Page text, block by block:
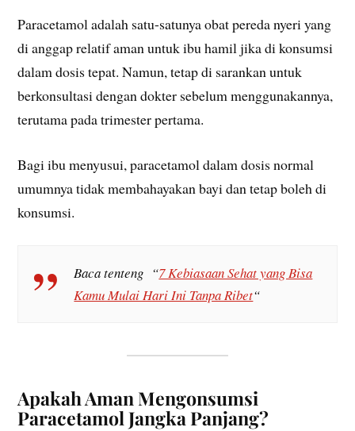
Paracetamol adalah satu-satunya obat pereda nyeri yang
di anggap relatif aman untuk ibu hamil jika di konsumsi
dalam dosis tepat. Namun, tetap di sarankan untuk
berkonsultasi dengan dokter sebelum menggunakannya,
terutama pada trimester pertama.
Bagi ibu menyusui, paracetamol dalam dosis normal
umumnya tidak membahayakan bayi dan tetap boleh di
konsumsi.
Baca tenteng “7 Kebiasaan Sehat yang Bisa
Kamu Mulai Hari Ini Tanpa Ribet“
Apakah Aman Mengonsumsi
Paracetamol Jangka Panjang?